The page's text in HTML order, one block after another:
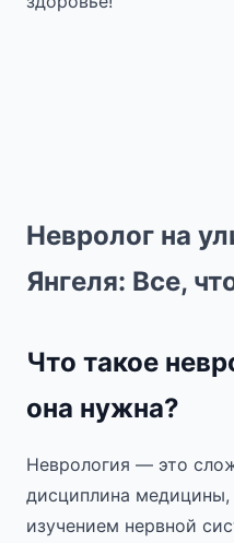
Невролог на
Янгеля: Все,
Что такое
она нужна?
Неврология — это
дисциплина медицины,
изучением нервной